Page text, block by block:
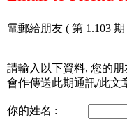
電郵給朋友 ( 第 1.103
請輸入以下資料, 您的
會作傳送此期通訊/此文
你的姓名 :